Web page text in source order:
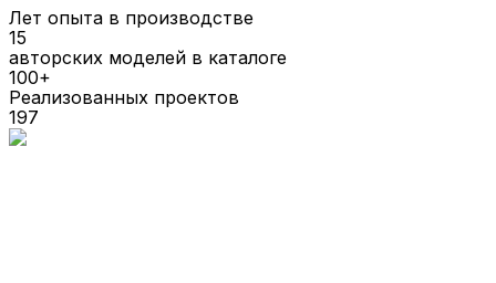
Лет опыта в производстве
15
авторских моделей в каталоге
100+
Реализованных проектов
197